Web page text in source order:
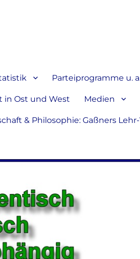
Parteiprogramme u.
in Ost und West Medien
& Philosophie: Gaßners